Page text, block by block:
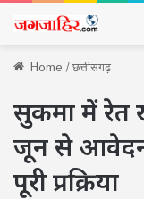
Home/छत्तीसगढ़
सुकमा में रेत
जून से
पूरी प्रक्रिया